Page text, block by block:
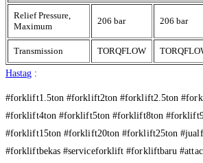
Relief Pressure,
Maximum
206 bar 206 bar
Transmission TORQFLOW
Hastag :
#forklift1.5ton #forklift2ton #forklift2.5ton
#forklift4ton #forklift5ton #forklift8ton
#forklift15ton #forklift20ton #forklift25ton
#forkliftbekas #serviceforklift #forkliftbaru